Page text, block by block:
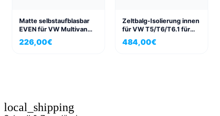
Matte selbstaufblasbar
EVEN für VW Multivan
und California Beach
198×152
226,00€
Zeltbalg-Isolierung innen
für VW T5/T6/T6.1 für
California und California
Beach
484,00€
local_shipping